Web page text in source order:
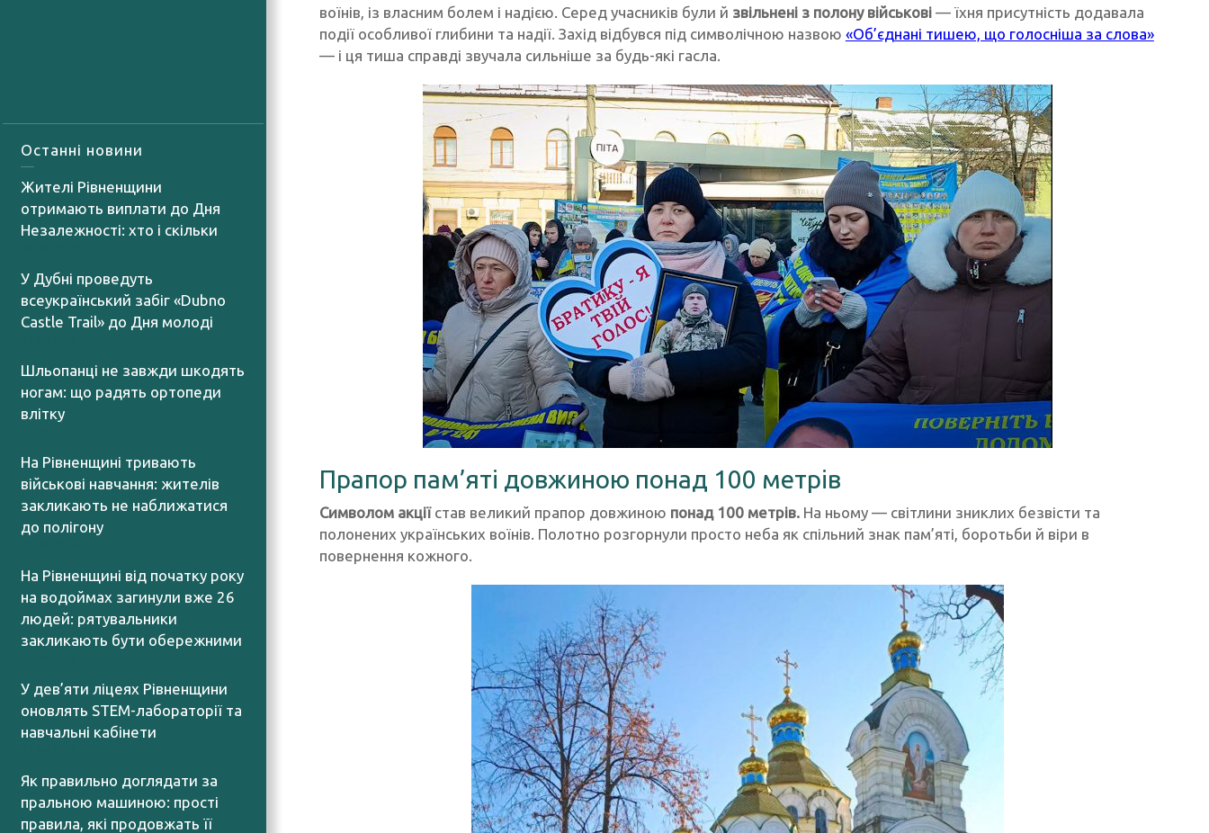
Останні новини
Жителі Рівненщини
отримають виплати до Дня
Незалежності: хто і скільки
У Дубні проведуть
всеукраїнський забіг «Dubno
Castle Trail» до Дня молоді
Шльопанці не завжди шкодять
ногам: що радять ортопеди
влітку
На Рівненщині тривають
військові навчання: жителів
закликають не наближатися
до полігону
На Рівненщині від початку року
на водоймах загинули вже 26
людей: рятувальники
закликають бути обережними
У дев’яти ліцеях Рівненщини
оновлять STEM-лабораторії та
навчальні кабінети
Як правильно доглядати за
пральною машиною: прості
правила, які продовжать її
воїнів, із власним болем і надією. Серед учасників були й звільнені з полону військові— їхня присутність додавала
події особливої глибини та надії. Захід відбувся під символічною назвою «Об’єднані тишею, що голосніша за слова»
— і ця тиша справді звучала сильніше за будь-які гасла.
Прапор пам’яті довжиною понад 100 метрів
Символом акціїстав великий прапор довжиною понад 100 метрів.На ньому — світлини зниклих безвісти та
полонених українських воїнів. Полотно розгорнули просто неба як спільний знак пам’яті, боротьби й віри в
повернення кожного.